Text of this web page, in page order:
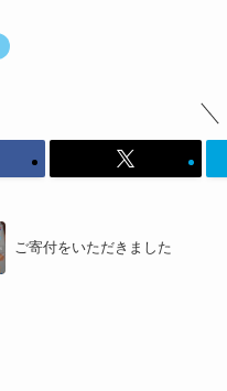
ご寄付をいただきました